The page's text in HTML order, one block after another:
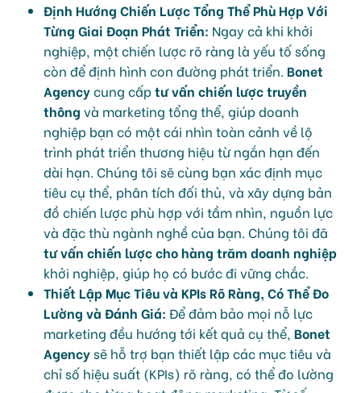
Định Hướng Chiến Lược Tổng Thể Phù Hợp Với
Từng Giai Đoạn Phát Triển: Ngay cả khi khởi
nghiệp, một chiến lược rõ ràng là yếu tố sống
còn để định hình con đường phát triển. Bonet
Agencycung cấptư vấn chiến lược truyền
thông và marketing tổng thể, giúp doanh
nghiệp bạn có một cái nhìn toàn cảnh về lộ
trình phát triển thương hiệu từ ngắn hạn đến
dài hạn. Chúng tôi sẽ cùng bạn xác định mục
tiêu cụ thể, phân tích đối thủ, và xây dựng bản
đồ chiến lược phù hợp với tầm nhìn, nguồn lực
và đặc thù ngành nghề của bạn. Chúng tôi đã
tư vấn chiến lược cho hàng trăm doanh nghiệp
khởi nghiệp, giúp họ có bước đi vững chắc.
Thiết Lập Mục Tiêu và KPIs Rõ Ràng, Có Thể Đo
Lường và Đánh Giá: Để đảm bảo mọi nỗ lực
marketing đều hướng tới kết quả cụ thể, Bonet
Agencysẽ hỗ trợ bạn thiết lập các mục tiêu và
chỉ số hiệu suất (KPIs) rõ ràng, có thể đo lường